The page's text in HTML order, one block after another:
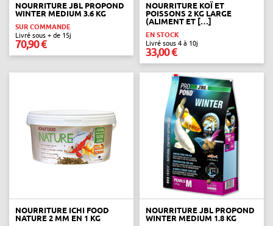
NOURRITURE JBL PROPOND
WINTER MEDIUM 3.6 KG
SUR COMMANDE
Livré sous + de 15j
70,90 €
NOURRITURE KOÏ ET
POISSONS 2 KG LARGE
(ALIMENT ET […]
EN STOCK
Livré sous 4 à 10j
33,00 €
NOURRITURE ICHI FOOD
NATURE 2 MM EN 1 KG
NOURRITURE JBL PROPOND
WINTER MEDIUM 1.8 KG